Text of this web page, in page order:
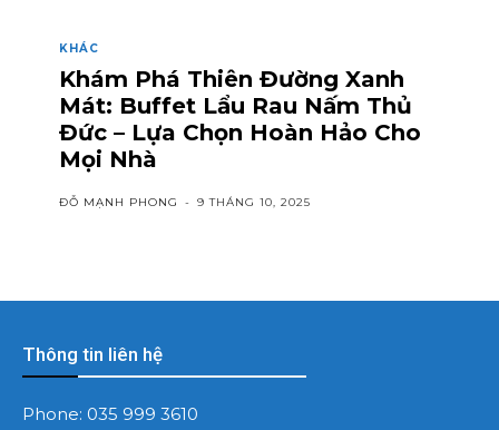
KHÁC
Khám Phá Thiên Đường Xanh
Mát: Buffet Lẩu Rau Nấm Thủ
Đức – Lựa Chọn Hoàn Hảo Cho
Mọi Nhà
ĐỖ MẠNH PHONG - 9 THÁNG 10, 2025
Thông tin liên hệ
Phone: 035 999 3610